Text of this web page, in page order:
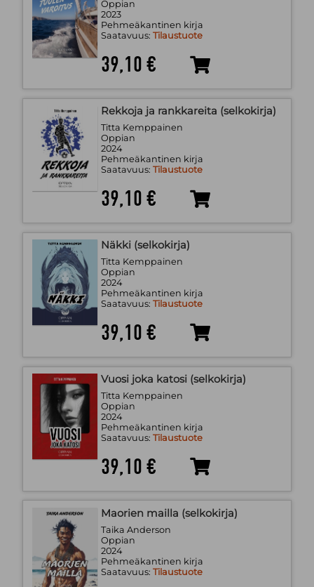
Oppian
2023
Pehmeäkantinen kirja
Saatavuus: Tilaustuote
39,10 €
Rekkoja ja rankkareita (selkokirja)
Titta Kemppainen
Oppian
2024
Pehmeäkantinen kirja
Saatavuus: Tilaustuote
39,10 €
Näkki (selkokirja)
Titta Kemppainen
Oppian
2024
Pehmeäkantinen kirja
Saatavuus: Tilaustuote
39,10 €
Vuosi joka katosi (selkokirja)
Titta Kemppainen
Oppian
2024
Pehmeäkantinen kirja
Saatavuus: Tilaustuote
39,10 €
Maorien mailla (selkokirja)
Taika Anderson
Oppian
2024
Pehmeäkantinen kirja
Saatavuus: Tilaustuote